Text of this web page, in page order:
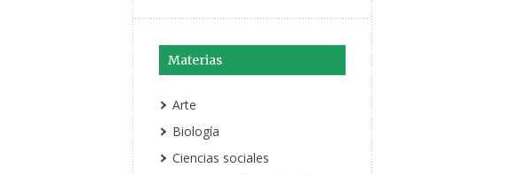
Materias
Arte
Biología
Ciencias sociales